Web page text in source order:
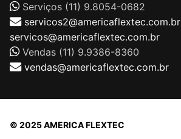
Serviços (11) 9.8054-0682
servicos2@americaflextec.com.br
servicos@americaflextec.com.br
Vendas (11) 9.9386-8360
vendas@americaflextec.com.br
© 2025 AMERICA FLEXTEC